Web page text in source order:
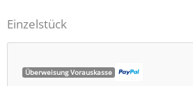
Einzelstück
Überweisung Vorauskasse